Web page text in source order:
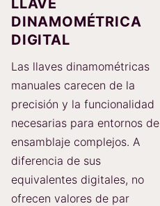
DINAMOMÉTRICA
DIGITAL
Las llaves dinamométricas
manuales carecen de la
precisión y la funcionalidad
necesarias para entornos de
ensamblaje complejos. A
diferencia de sus
equivalentes digitales, no
ofrecen valores de par